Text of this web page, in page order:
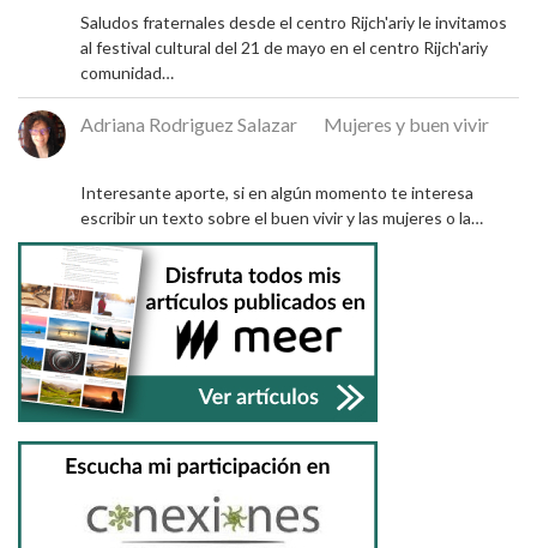
Saludos fraternales desde el centro Rijch'ariy le invitamos
al festival cultural del 21 de mayo en el centro Rijch'ariy
comunidad…
Adriana Rodriguez Salazar Mujeres y buen vivir
Interesante aporte, si en algún momento te interesa
escribir un texto sobre el buen vivir y las mujeres o la…